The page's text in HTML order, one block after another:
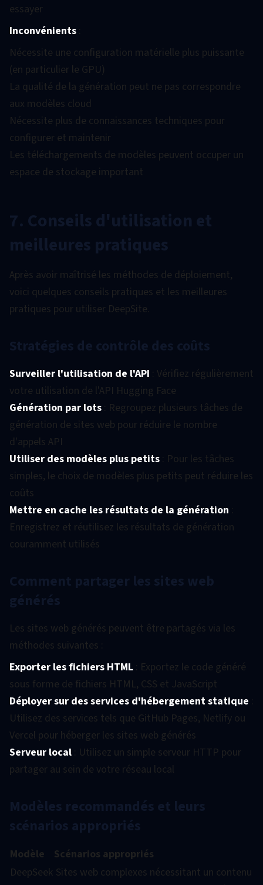
essayer
Inconvénients :
Nécessite une configuration matérielle plus puissante
(en particulier le GPU)
La qualité de la génération peut ne pas correspondre
aux modèles cloud
Nécessite plus de connaissances techniques pour
configurer et maintenir
Les téléchargements de modèles peuvent occuper un
espace de stockage important
7. Conseils d'utilisation et
meilleures pratiques
Après avoir maîtrisé les méthodes de déploiement,
voici quelques conseils pratiques et les meilleures
pratiques pour utiliser DeepSite.
Stratégies de contrôle des coûts
Surveiller l'utilisation de l'API : Vérifiez régulièrement
votre utilisation de l'API Hugging Face
Génération par lots : Regroupez plusieurs tâches de
génération de sites web pour réduire le nombre
d'appels API
Utiliser des modèles plus petits : Pour les tâches
simples, le choix de modèles plus petits peut réduire les
coûts
Mettre en cache les résultats de la génération :
Enregistrez et réutilisez les résultats de génération
couramment utilisés
Comment partager les sites web
générés
Les sites web générés peuvent être partagés via les
méthodes suivantes :
Exporter les fichiers HTML : Exportez le code généré
sous forme de fichiers HTML, CSS et JavaScript
Déployer sur des services d'hébergement statique :
Utilisez des services tels que GitHub Pages, Netlify ou
Vercel pour héberger les sites web générés
Serveur local : Utilisez un simple serveur HTTP pour
partager au sein de votre réseau local
Modèles recommandés et leurs
scénarios appropriés
Modèle
Scénarios appropriés
DeepSeek Sites web complexes nécessitant un contenu